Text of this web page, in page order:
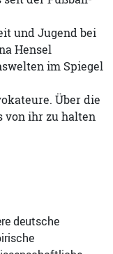
und Jugend bei
Hensel
im Spiegel
Über die
von ihr zu halten
deutsche